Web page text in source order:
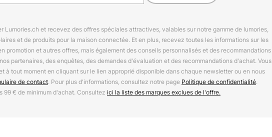
Lumories.ch et recevez des offres spéciales attractives, valables sur notre gamme de lumories,
et de produits pour la maison connectée. Et en plus, recevez toutes les informations sur les
promotion et autres offres, mais également des conseils personnalisés et des recommandations
partenaires, des enquêtes, des demandes d'évaluation et des recommandations d'achat. Vous
à tout moment en cliquant sur le lien approprié disponible dans chaque newsletter ou en nous
de contact. Pour plus d'informations, consultez notre page Politique de confidentialité.
99 € de minimum d'achat. Consultez ici la liste des marques exclues de l'offre.